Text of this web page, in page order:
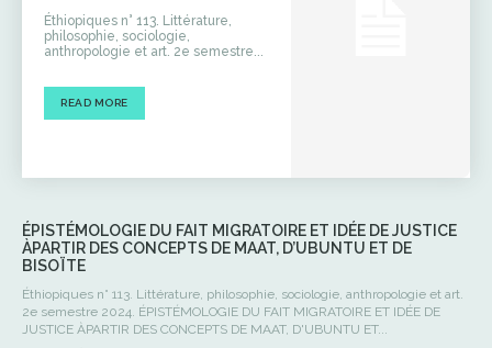
Éthiopiques n° 113. Littérature,
philosophie, sociologie,
anthropologie et art. 2e semestre...
READ MORE
ÉPISTÉMOLOGIE DU FAIT MIGRATOIRE ET IDÉE DE JUSTICE
ÀPARTIR DES CONCEPTS DE MAAT, D’UBUNTU ET DE
BISOÏTE
Éthiopiques n° 113. Littérature, philosophie, sociologie, anthropologie et art.
2e semestre 2024. ÉPISTÉMOLOGIE DU FAIT MIGRATOIRE ET IDÉE DE
JUSTICE ÀPARTIR DES CONCEPTS DE MAAT, D'UBUNTU ET...